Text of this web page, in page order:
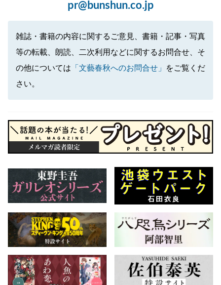
pr@bunshun.co.jp
雑誌・書籍の内容に関するご意見、書籍・記事・写真
等の転載、朗読、二次利用などに関するお問合せ、そ
の他については 「文藝春秋へのお問合せ」
をご覧くだ
さい。